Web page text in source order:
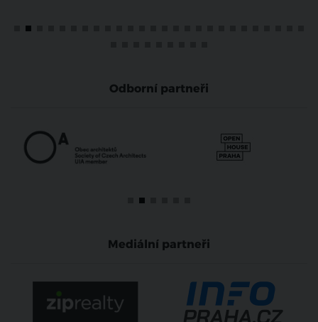
Odborní partneři
Mediální partneři